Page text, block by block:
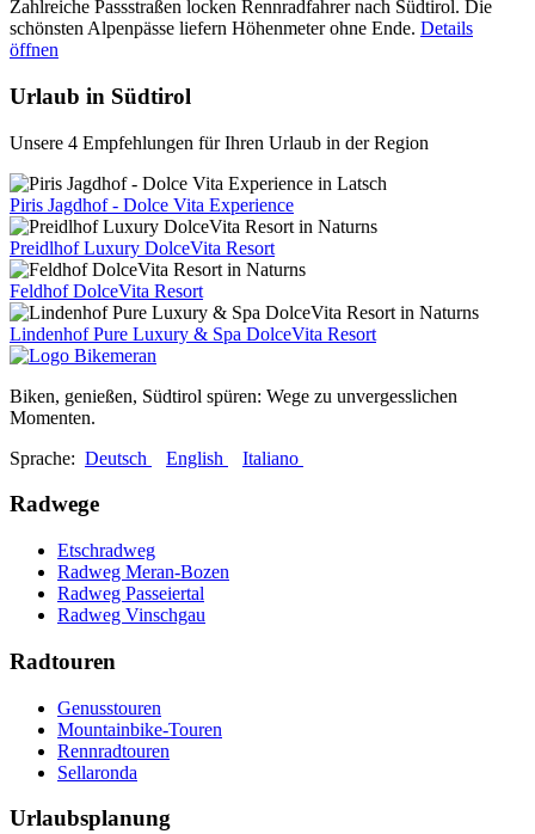
Zahlreiche Passstraßen locken Rennradfahrer nach Südtirol. Die
schönsten Alpenpässe liefern Höhenmeter ohne Ende. Details
öffnen
Urlaub in Südtirol
Unsere 4 Empfehlungen für Ihren Urlaub in der Region
Piris Jagdhof - Dolce Vita Experience
Preidlhof Luxury DolceVita Resort
Feldhof DolceVita Resort
Lindenhof Pure Luxury & Spa DolceVita Resort
Biken, genießen, Südtirol spüren: Wege zu unvergesslichen
Momenten.
Sprache: Deutsch English Italiano
Radwege
Etschradweg
Radweg Meran-Bozen
Radweg Passeiertal
Radweg Vinschgau
Radtouren
Genusstouren
Mountainbike-Touren
Rennradtouren
Sellaronda
Urlaubsplanung